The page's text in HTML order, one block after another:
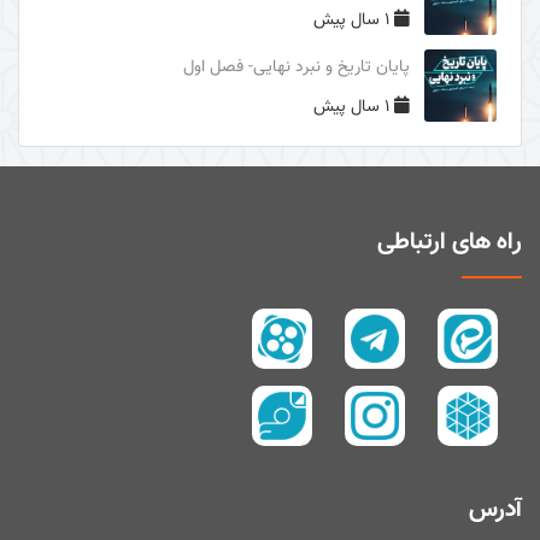
دوری از مرگ جاهلیت
سال1395
سال 1394
زیارت و توسل
پیامبر امّی (صلی الله علیه و آله و سلم)
تفسیر سورۀ کوثر
سال 1397
سال 1395
1 سال پیش
پایان تاریخ و نبرد نهایی- فصل اول
1 سال پیش
راه های ارتباطی
آدرس